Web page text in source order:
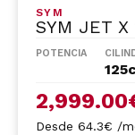
SYM
SYM JET X
POTENCIA
2,999.00
Desde 64.3€ /